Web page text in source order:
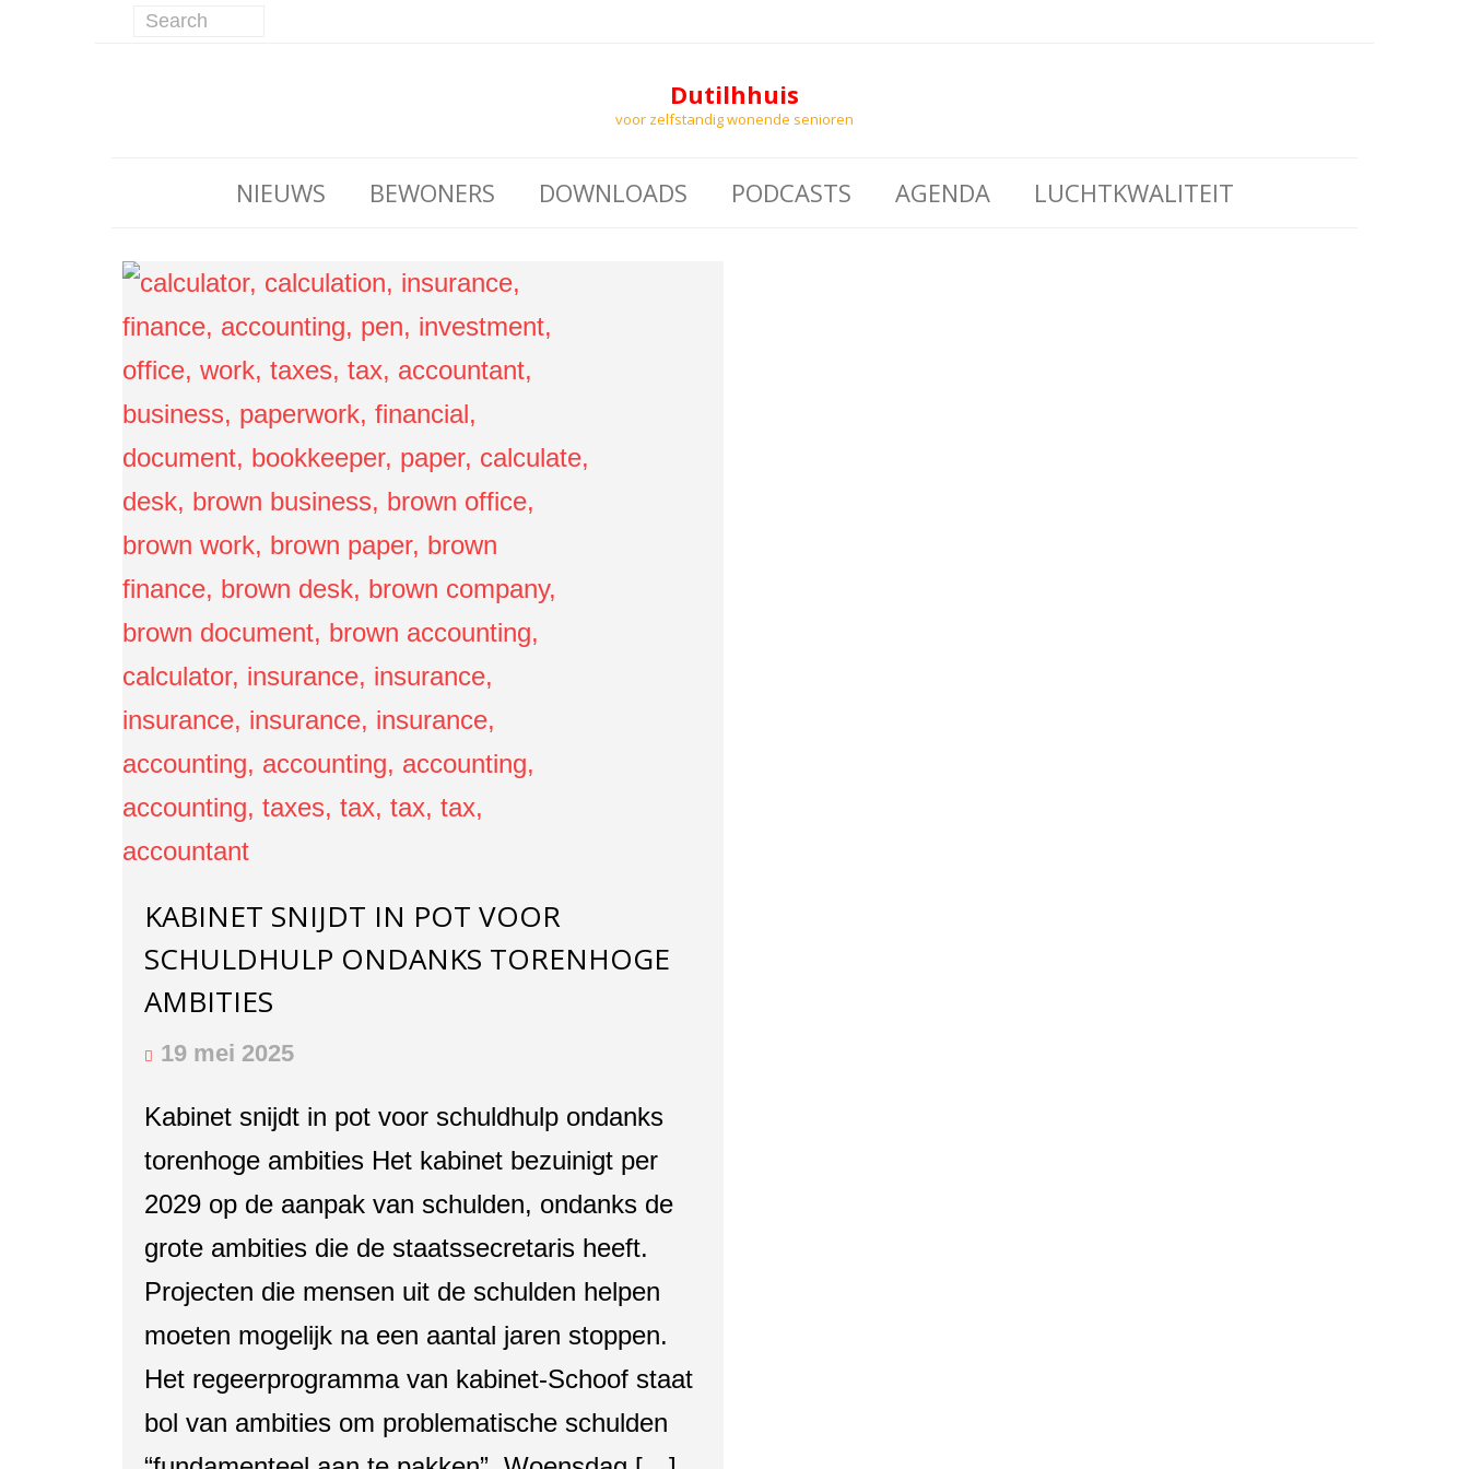
Dutilhhuis
voor zelfstandig wonende senioren
NIEUWS BEWONERS DOWNLOADS PODCASTS AGENDA LUCHTKWALITEIT
KABINET SNIJDT IN POT VOOR
SCHULDHULP ONDANKS TORENHOGE
AMBITIES
19 mei 2025
Kabinet snijdt in pot voor schuldhulp ondanks
torenhoge ambities Het kabinet bezuinigt per
2029 op de aanpak van schulden, ondanks de
grote ambities die de staatssecretaris heeft.
Projecten die mensen uit de schulden helpen
moeten mogelijk na een aantal jaren stoppen.
Het regeerprogramma van kabinet-Schoof staat
bol van ambities om problematische schulden